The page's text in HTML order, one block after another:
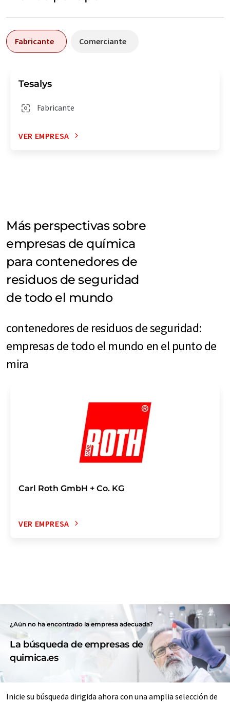
Fabricante Comerciante
Tesalys
Fabricante
VER EMPRESA
Más perspectivas sobre
empresas de química
para contenedores de
residuos de seguridad
de todo el mundo
contenedores de residuos de seguridad:
empresas de todo el mundo en el punto de
mira
Carl Roth GmbH + Co. KG
VER EMPRESA
¿Aún no ha encontrado la empresa adecuada?
La búsqueda de empresas de
quimica.es
Inicie su búsqueda dirigida ahora con una amplia selección de